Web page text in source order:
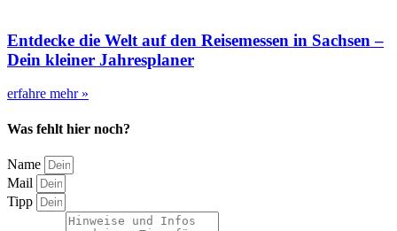
Entdecke die Welt auf den Reisemessen in Sachsen –
Dein kleiner Jahresplaner
erfahre mehr »
Was fehlt hier noch?
Name
Mail
Tipp